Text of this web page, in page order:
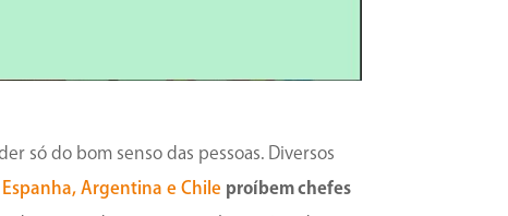
só do bom senso das pessoas. Diversos
Argentina e Chile proíbem chefes